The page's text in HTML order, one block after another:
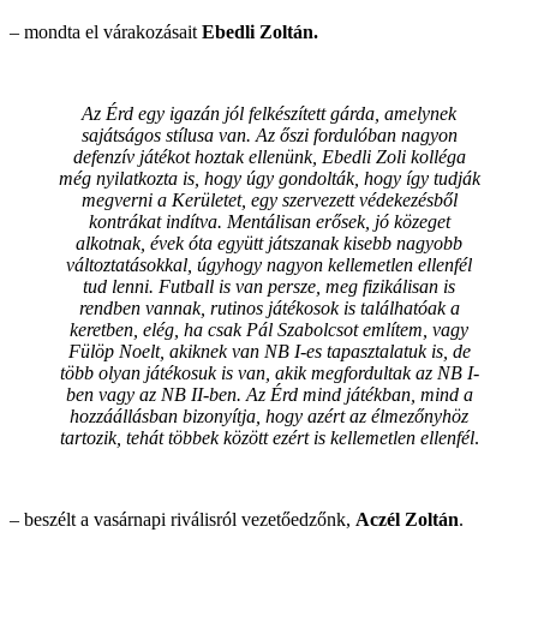
– mondta el várakozásait Ebedli Zoltán.
Az Érd egy igazán jól felkészített gárda, amelynek
sajátságos stílusa van. Az őszi fordulóban nagyon
defenzív játékot hoztak ellenünk, Ebedli Zoli kolléga
még nyilatkozta is, hogy úgy gondolták, hogy így tudják
megverni a Kerületet, egy szervezett védekezésből
kontrákat indítva. Mentálisan erősek, jó közeget
alkotnak, évek óta együtt játszanak kisebb nagyobb
változtatásokkal, úgyhogy nagyon kellemetlen ellenfél
tud lenni. Futball is van persze, meg fizikálisan is
rendben vannak, rutinos játékosok is találhatóak a
keretben, elég, ha csak Pál Szabolcsot említem, vagy
Fülöp Noelt, akiknek van NB I-es tapasztalatuk is, de
több olyan játékosuk is van, akik megfordultak az NB I-
ben vagy az NB II-ben. Az Érd mind játékban, mind a
hozzáállásban bizonyítja, hogy azért az élmezőnyhöz
tartozik, tehát többek között ezért is kellemetlen ellenfél.
– beszélt a vasárnapi riválisról vezetőedzőnk, Aczél Zoltán.